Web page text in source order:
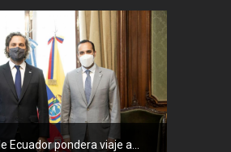
Ecuador pondera viaje a...